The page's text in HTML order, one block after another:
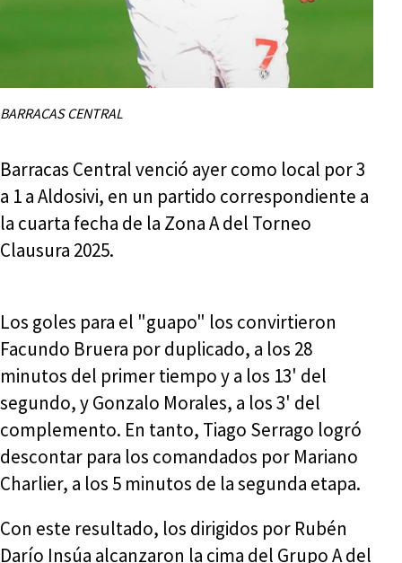
BARRACAS CENTRAL
Barracas Central venció ayer como local por 3
a 1 a Aldosivi, en un partido correspondiente a
la cuarta fecha de la Zona A del Torneo
Clausura 2025.
Los goles para el "guapo" los convirtieron
Facundo Bruera por duplicado, a los 28
minutos del primer tiempo y a los 13' del
segundo, y Gonzalo Morales, a los 3' del
complemento. En tanto, Tiago Serrago logró
descontar para los comandados por Mariano
Charlier, a los 5 minutos de la segunda etapa.
Con este resultado, los dirigidos por Rubén
Darío Insúa alcanzaron la cima del Grupo A del